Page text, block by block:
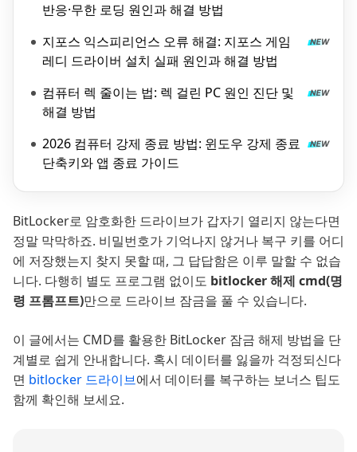
반응·무한 로딩 원인과 해결 방법
지포스 익스피리언스 오류 해결: 지포스 게임
레디 드라이버 설치 실패 원인과 해결 방법
컴퓨터 렉 줄이는 법: 렉 걸린 PC 원인 진단 및
해결 방법
2026 컴퓨터 강제 종료 방법: 윈도우 강제 종료
단축키와 앱 종료 가이드
BitLocker로 암호화한 드라이브가 갑자기 열리지 않는다면
정말 막막하죠. 비밀번호가 기억나지 않거나 복구 키를 어디
에 저장했는지 찾지 못할 때, 그 답답함은 이루 말할 수 없습
니다. 다행히 별도 프로그램 없이도 bitlocker 해제 cmd(명
령 프롬프트)만으로 드라이브 잠금을 풀 수 있습니다.
이 글에서는 CMD를 활용한 BitLocker 잠금 해제 방법을 단
계별로 쉽게 안내합니다. 혹시 데이터를 잃을까 걱정되신다
면 bitlocker 드라이브에서 데이터를 복구하는 보너스 팁도
함께 확인해 보세요.